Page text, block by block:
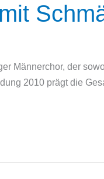
Männerchor, der
2010 prägt die